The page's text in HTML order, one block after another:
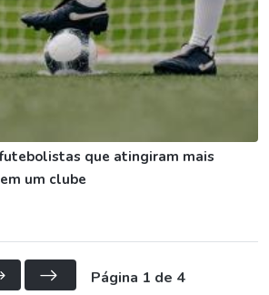
que atingiram mais
um clube
Página 1 de 4